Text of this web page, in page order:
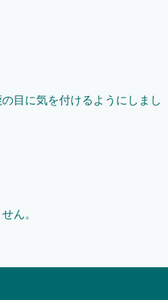
目に気を付けるようにしまし
ん。